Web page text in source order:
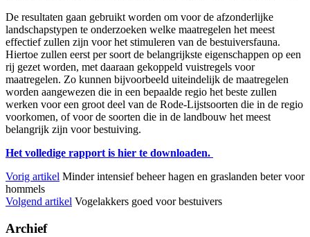
De resultaten gaan gebruikt worden om voor de afzonderlijke
landschapstypen te onderzoeken welke maatregelen het meest
effectief zullen zijn voor het stimuleren van de bestuiversfauna.
Hiertoe zullen eerst per soort de belangrijkste eigenschappen op een
rij gezet worden, met daaraan gekoppeld vuistregels voor
maatregelen. Zo kunnen bijvoorbeeld uiteindelijk de maatregelen
worden aangewezen die in een bepaalde regio het beste zullen
werken voor een groot deel van de Rode-Lijstsoorten die in de regio
voorkomen, of voor de soorten die in de landbouw het meest
belangrijk zijn voor bestuiving.
Het volledige rapport is hier te downloaden.
Vorig artikel Minder intensief beheer hagen en graslanden beter voor
hommels
Volgend artikel Vogelakkers goed voor bestuivers
Archief